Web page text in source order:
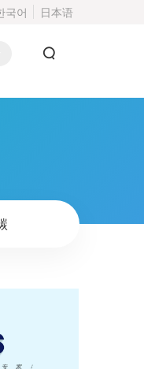
국어 日本语